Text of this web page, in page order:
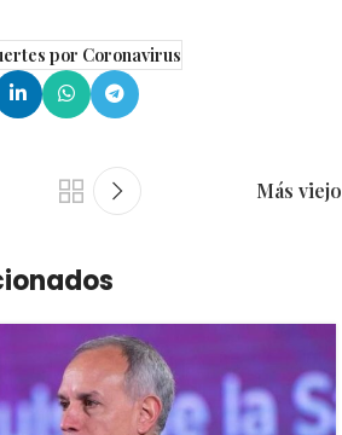
por Coronavirus
Más viejo